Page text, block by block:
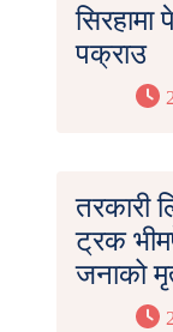
पक्राउ
तरकारी
ट्रक
जनाको